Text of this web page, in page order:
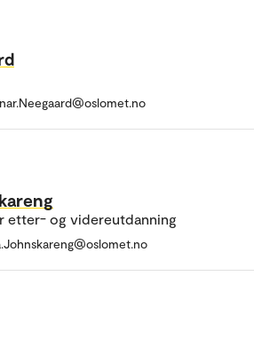
etter- og videreutdanning